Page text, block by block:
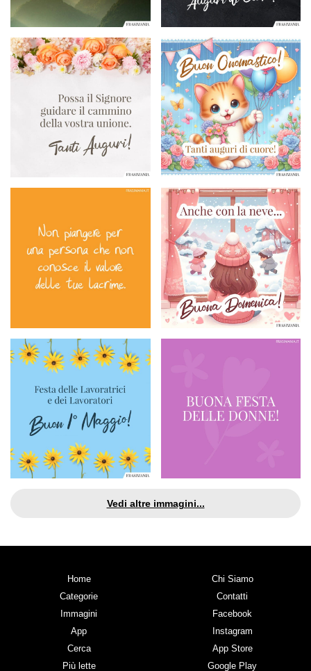
Vedi altre immagini...
Home
Categorie
Immagini
App
Cerca
Più lette
Chi Siamo
Contatti
Facebook
Instagram
App Store
Google Play